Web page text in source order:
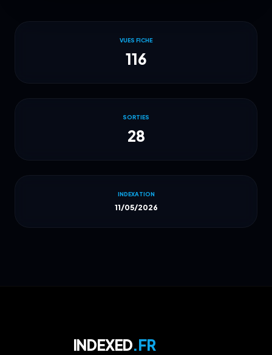
VUES FICHE
116
SORTIES
28
INDEXATION
11/05/2026
INDEXED.FR